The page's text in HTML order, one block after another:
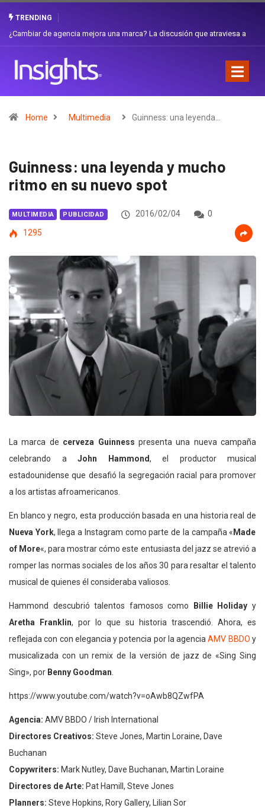
TRENDING
Gabriela Herrera y el arte de cambiarse el sombrero en Corporación
Home Multimedia Guinness: una leyenda…
Guinness: una leyenda y mucho
ritmo en su nuevo spot
MULTIMEDIA PUBLICIDAD 2016/02/04
0
1295
La marca de cerveza Guinness presenta una nueva campaña
celebrando a John Hammond, el productor musical
estadounidense que desafió la segregación racial para promover
a los artistas afroamericanos.
En blanco y negro, esta producción basada en una historia real de
Nueva York, llega a Instagram como parte de la campaña « Made
of More«, para mostrar cómo este entusiasta del jazz se atrevió a
romper las normas sociales de los años 30 para resaltar el talento
musical de quienes él consideraba valiosos.
Hammond descubrió talentos famosos como Billie Holiday y
Aretha Franklin, por lo que su historia trascendió. Ahora, es
reflejada con con elegancia y potencia por la agenciaAMV BBDO y
musicalizada con un remix de la versión de jazz de «Sing Sing
Sing», por Benny Goodman
https://www.youtube.com/watch?v=oAwb8QZwfPA
Agencia: AMV BBDO / Irish International
Directores Creativos: Steve Jones, Martin Loraine, Dave
Buchanan
Copywriters: Mark Nutley, Dave Buchanan, Martin Loraine
Directores de Arte: Pat Hamill, Steve Jones
Planners: Steve Hopkins, Rory Gallery, Lilian Sor